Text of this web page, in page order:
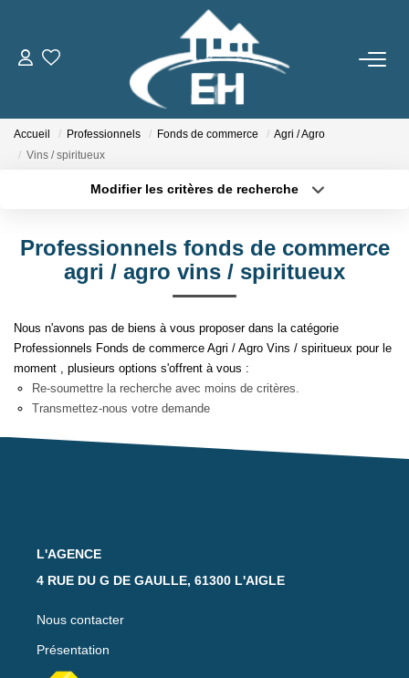
ACHETER
Nos Biens
NOTRE AGENCE
Qui Sommes-Nous
Notre Équipe
Nos Actualités
Accueil Professionnels Fonds de commerce
Agri / Agro
Vins / spiritueux
Modifier les critères de recherche
Sélectionnez...
Type de bien
Surface min
Créer une alerte
Professionnels fonds de commerce
agri / agro vins / spiritueux
Nous n'avons pas de biens à vous proposer dans la catégorie
Professionnels Fonds de commerce Agri / Agro Vins / spiritueux pour le
moment , plusieurs options s'offrent à vous :
Re-soumettre la recherche avec moins de critères.
Transmettez-nous votre demande
L'AGENCE
4 RUE DU G DE GAULLE, 61300 L'AIGLE
Nous contacter
Présentation